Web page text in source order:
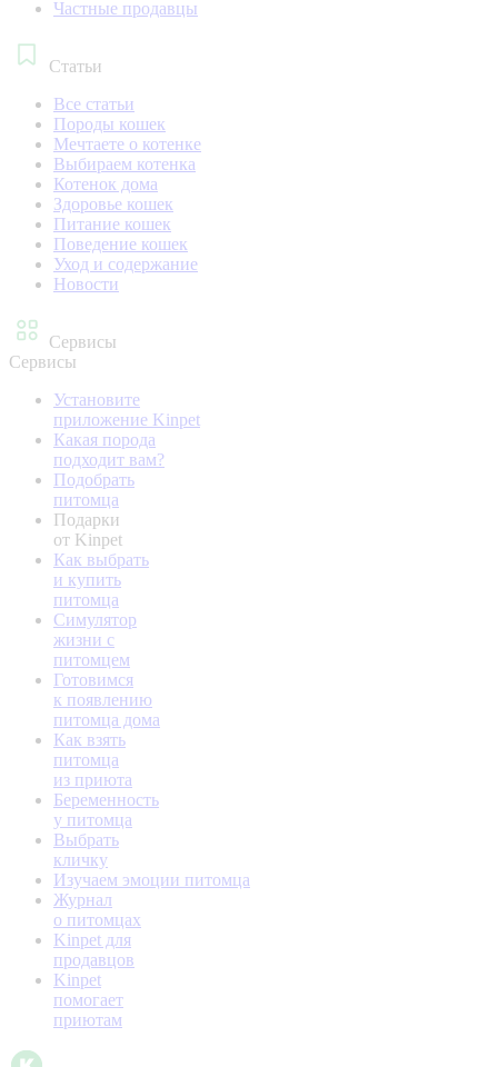
Частные продавцы
Статьи
Все статьи
Породы кошек
Мечтаете о котенке
Выбираем котенка
Котенок дома
Здоровье кошек
Питание кошек
Поведение кошек
Уход и содержание
Новости
Сервисы
Сервисы
Установите
приложение Kinpet
Какая порода
подходит вам?
Подобрать
питомца
Подарки
от Kinpet
Как выбрать
и купить
питомца
Симулятор
жизни с
питомцем
Готовимся
к появлению
питомца дома
Как взять
питомца
из приюта
Беременность
у питомца
Выбрать
кличку
Изучаем эмоции питомца
Журнал
о питомцах
Kinpet для
продавцов
Kinpet
помогает
приютам